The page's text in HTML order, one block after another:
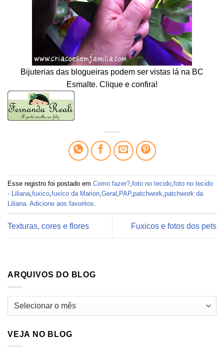
Bijuterias das blogueiras podem ser vistas lá na BC
Esmalte. Clique e confira!
Esse registro foi postado em Como fazer? foto no tecido foto no tecido
- Liliana fuxico fuxico da Marion Geral PAP, patchwork patchwork da
Liliana Adicione aos favoritos
Texturas, cores e flores Fuxicos e fotos dos pets
ARQUIVOS DO BLOG
Arquivos
VEJA NO BLOG